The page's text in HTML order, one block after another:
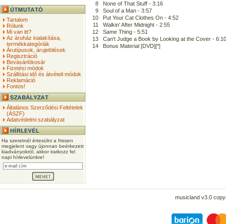
Tartalom
Rólunk
Mi van itt?
Az áruház kialakítása,
termékkategóriák
Árutípusok, árujelölések
Regisztráció
Bevásárlókosár
Fizetési módok
Szállítási idő és átvételi módok
Reklamáció
Fontos!
Általános Szerződési Feltételek
(ÁSZF)
Adatvédelmi szabályzat
Ha szeretnél értesülni a frissen
megjelent vagy újonnan beérkezett
kiadványokról, akkor iratkozz fel
napi hírlevelünkre!
8
None of That Stuff - 3:16
9
Soul of a Man - 3:57
10
Put Your Cat Clothes On - 4:52
11
Walkin' After Midnight - 2:55
12
Same Thing - 5:51
13
Can't Judge a Book by Looking at the Cover - 6:10
14
Bonus Material [DVD][*]
musicland v3.0